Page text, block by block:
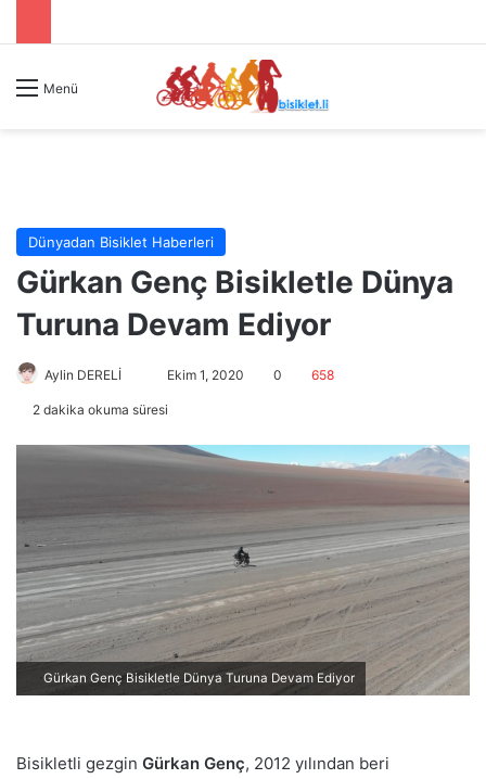
Menü
Dünyadan Bisiklet Haberleri
Gürkan Genç Bisikletle Dünya
Turuna Devam Ediyor
Aylin DERELİ
s
t
a
g
ö
n
Ekim 1, 2020 0 658
2 dakika okuma süresi
Gürkan Genç Bisikletle Dünya Turuna Devam Ediyor
Bisikletli gezgin Gürkan Genç, 2012 yılından beri